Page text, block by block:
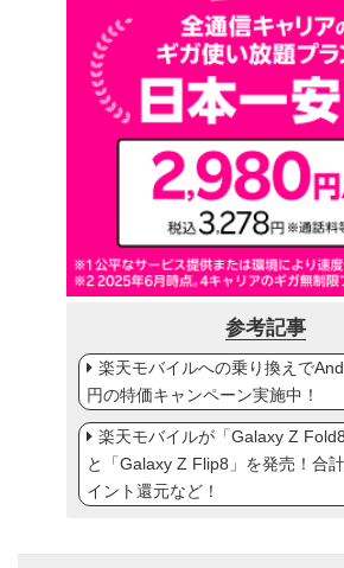
参考記事
楽天モバイルへの乗り換えで
円の特価キャンペーン実施中！
楽天モバイルが「Galaxy Z
と「Galaxy Z Flip8」を発売！合
イント還元など！